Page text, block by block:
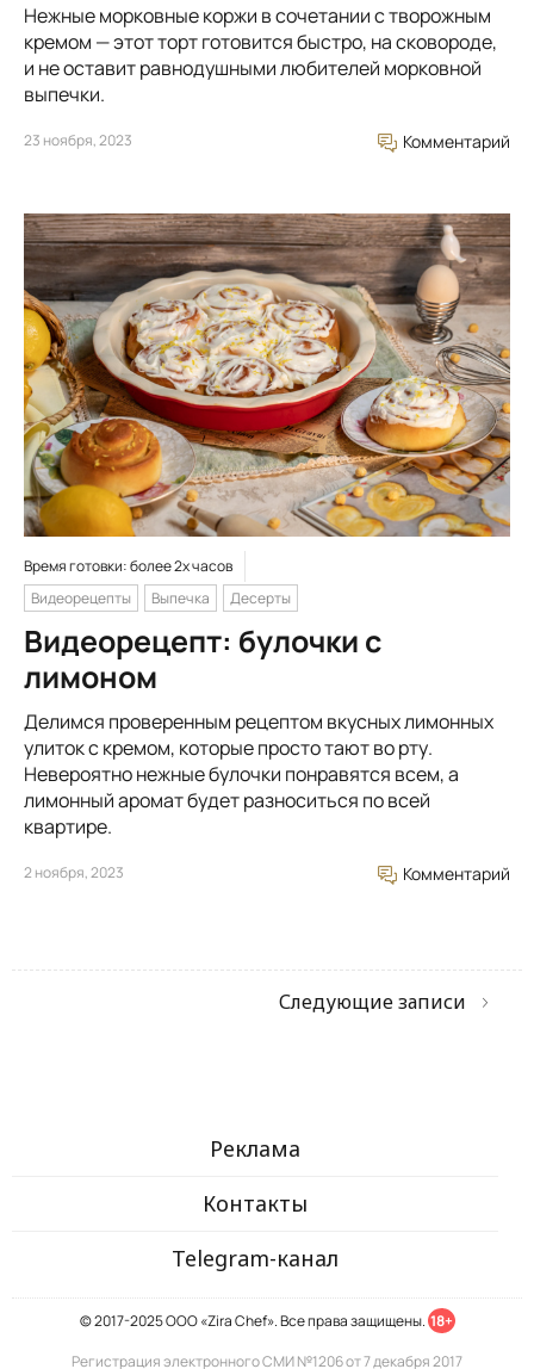
Нежные морковные коржи в сочетании с творожным
кремом — этот торт готовится быстро, на сковороде,
и не оставит равнодушными любителей морковной
выпечки.
23 ноября, 2023 Комментарий
Время готовки: более 2х часов
Видеорецепты
Выпечка Десерты
Видеорецепт: булочки с
лимоном
Делимся проверенным рецептом вкусных лимонных
улиток с кремом, которые просто тают во рту.
Невероятно нежные булочки понравятся всем, а
лимонный аромат будет разноситься по всей
квартире.
2 ноября, 2023 Комментарий
Следующие записи
Реклама
Контакты
Telegram-канал
© 2017-2025 ООО «Zira Chef». Все права защищены. 18+
Регистрация электронного СМИ №1206 от 7 декабря 2017